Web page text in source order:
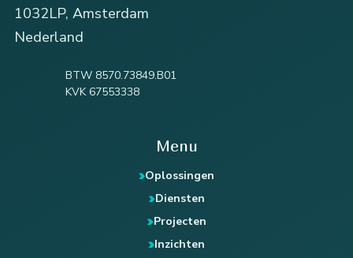
1032LP, Amsterdam
Nederland
BTW 8570.73849.B01
KVK 67553338
Menu
Oplossingen
Diensten
Projecten
Inzichten